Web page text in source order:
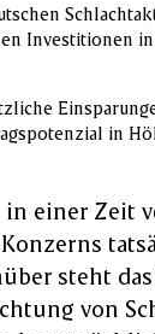
Investitionen
in
einer Zeit
steht
von